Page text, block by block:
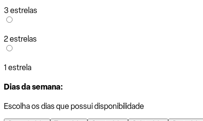
3 estrelas
2 estrelas
1 estrela
Dias da semana:
Escolha os dias que possui disponibilidade